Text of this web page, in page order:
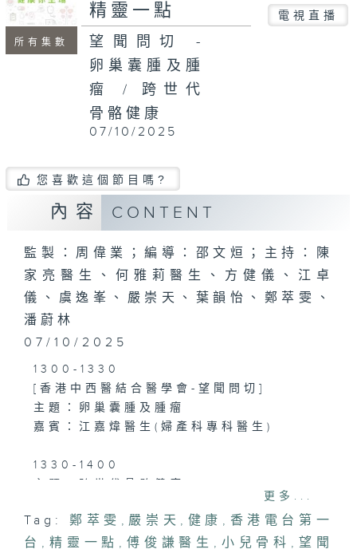
所有集數
精靈一點 電視直播
望聞問切 -
卵巢囊腫及腫
瘤 / 跨世代
骨骼健康
07/10/2025
您喜歡這個節目嗎?
內容 CONTENT
監製：周偉業；編導：邵文烜；主持：陳
家亮醫生、何雅莉醫生、方健儀、江卓
儀、虞逸峯、嚴崇天、葉韻怡、鄭萃雯、
潘蔚林
07/10/2025
1300-1330
[香港中西醫結合醫學會-望聞問切]
主題：卵巢囊腫及腫瘤
嘉賓：江嘉煒醫生(婦產科專科醫生)
1330-1400
嘉賓：傅俊謙醫生(香港大學矯形及創傷外
科學系副教授)、馬景熹醫生(香港骨科學會
小兒骨科分會會長、骨科專科醫生)
更多...
Tag: 鄭萃雯 , 嚴崇天 , 健康 , 香港電台第一
台 , 精靈一點 , 傅俊謙醫生 , 小兒骨科 , 望聞